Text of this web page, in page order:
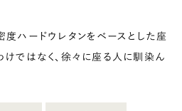
度ハードウレタンをベースとした座
けではなく、徐々に座る人に馴染ん